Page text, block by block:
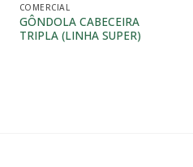
COMERCIAL
GÔNDOLA CABECEIRA
TRIPLA (LINHA SUPER)